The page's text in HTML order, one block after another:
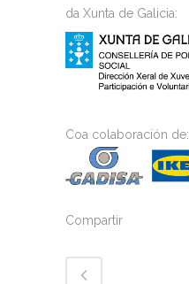
da Xunta de Galicia:
Coa colaboración de:
Compartir